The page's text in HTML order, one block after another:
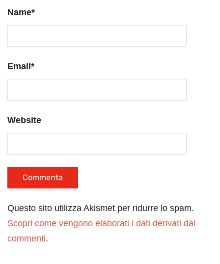
Name*
Email*
Website
Questo sito utilizza Akismet per ridurre lo spam.
Scopri come vengono elaborati i dati derivati dai
commenti.